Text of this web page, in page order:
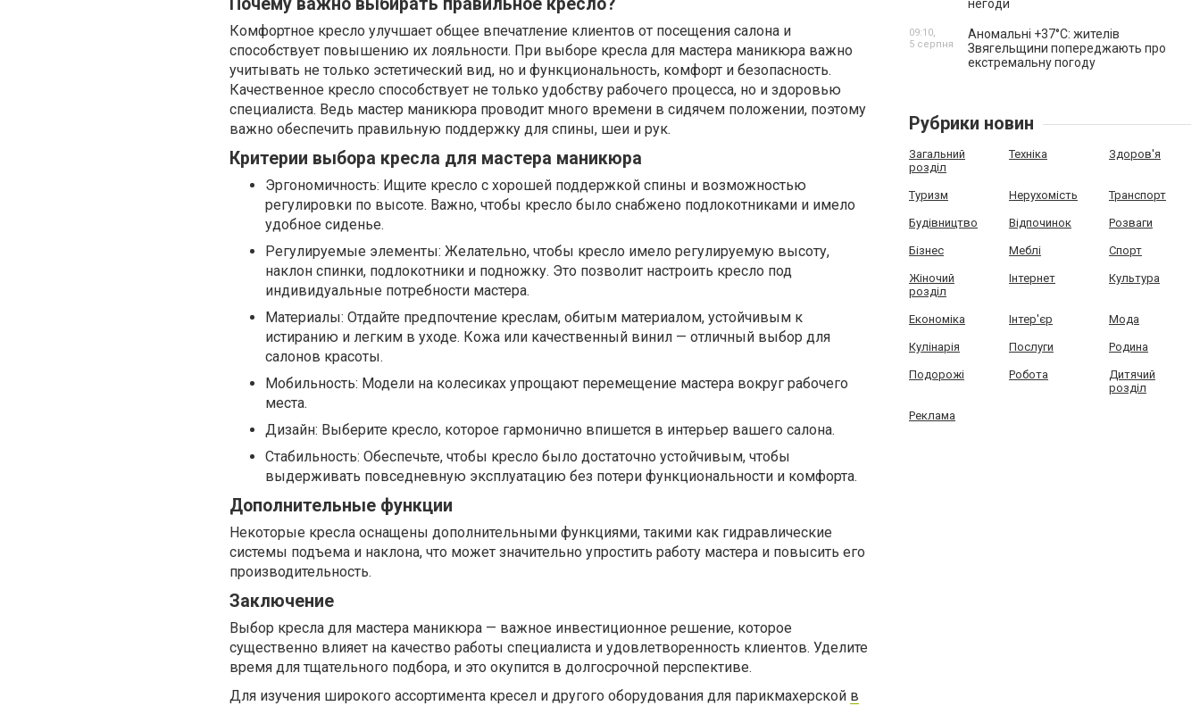
Комфортное кресло улучшает общее впечатление клиентов от посещения салона и
способствует повышению их лояльности. При выборе кресла для мастера маникюра важно
учитывать не только эстетический вид, но и функциональность, комфорт и безопасность.
Качественное кресло способствует не только удобству рабочего процесса, но и здоровью
специалиста. Ведь мастер маникюра проводит много времени в сидячем положении, поэтому
важно обеспечить правильную поддержку для спины, шеи и рук.
Критерии выбора кресла для мастера маникюра
Эргономичность: Ищите кресло с хорошей поддержкой спины и возможностью
регулировки по высоте. Важно, чтобы кресло было снабжено подлокотниками и имело
удобное сиденье.
Регулируемые элементы: Желательно, чтобы кресло имело регулируемую высоту,
наклон спинки, подлокотники и подножку. Это позволит настроить кресло под
индивидуальные потребности мастера.
Материалы: Отдайте предпочтение креслам, обитым материалом, устойчивым к
истиранию и легким в уходе. Кожа или качественный винил — отличный выбор для
салонов красоты.
Мобильность: Модели на колесиках упрощают перемещение мастера вокруг рабочего
места.
Дизайн: Выберите кресло, которое гармонично впишется в интерьер вашего салона.
Стабильность: Обеспечьте, чтобы кресло было достаточно устойчивым, чтобы
выдерживать повседневную эксплуатацию без потери функциональности и комфорта.
Дополнительные функции
Некоторые кресла оснащены дополнительными функциями, такими как гидравлические
системы подъема и наклона, что может значительно упростить работу мастера и повысить его
производительность.
Заключение
Выбор кресла для мастера маникюра — важное инвестиционное решение, которое
существенно влияет на качество работы специалиста и удовлетворенность клиентов. Уделите
время для тщательного подбора, и это окупится в долгосрочной перспективе.
Для изучения широкого ассортимента кресел и другого оборудования для парикмахерской в
негоди
Аномальні +37°C: жителів
Звягельщини попереджають про
екстремальну погоду
09:10,
5 серпня
Рубрики новин
Загальний
розділ
Техніка Здоров'я
Туризм Нерухомість Транспорт
Будівництво Відпочинок Розваги
Бізнес Меблі Спорт
Жіночий
розділ
Інтернет Культура
Економіка Інтер'єр Мода
Кулінарія Послуги Родина
Подорожі Робота
Дитячий
розділ
Реклама